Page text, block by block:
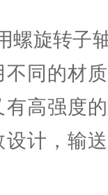
子轴的
同的材
高强度
计，输